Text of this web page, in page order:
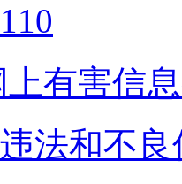
上有害信
违法和不